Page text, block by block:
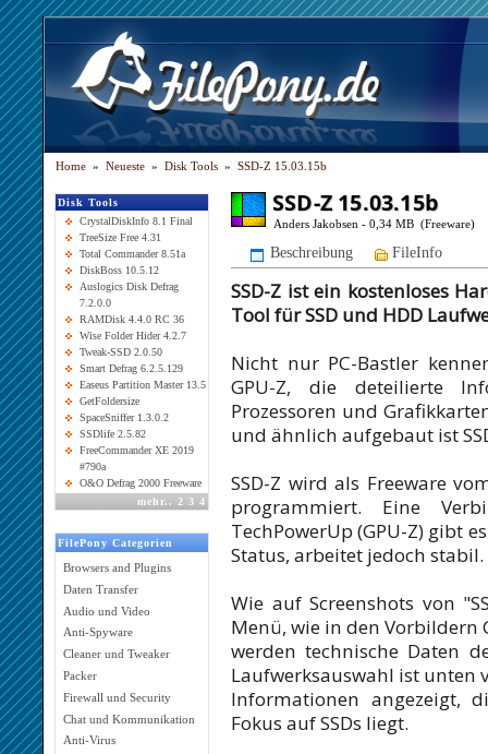
Home » Neueste » Disk Tools » SSD-Z 15.03.15b
Disk Tools
CrystalDiskInfo 8.1 Final
TreeSize Free 4.31
Total Commander 8.51a
DiskBoss 10.5.12
Auslogics Disk Defrag
7.2.0.0
RAMDisk 4.4.0 RC 36
Wise Folder Hider 4.2.7
Tweak-SSD 2.0.50
Smart Defrag 6.2.5.129
Easeus Partition Master 13.5
GetFoldersize
SpaceSniffer 1.3.0.2
SSDlife 2.5.82
FreeCommander XE 2019
#790a
O&O Defrag 2000 Freeware
mehr.. 2 3 4
FilePony Categorien
Browsers and Plugins
Daten Transfer
Audio und Video
Anti-Spyware
Cleaner und Tweaker
Packer
Firewall und Security
Chat und Kommunikation
Anti-Virus
SSD-Z 15.03.15b
Anders Jakobsen - 0,34 MB (Freeware)
Beschreibung FileInfo
SSD-Z ist ein kostenloses
Tool für SSD und HDD
Nicht nur PC-Bastler
GPU-Z, die deteilierte
Prozessoren und
und ähnlich aufgebaut ist
SSD-Z wird als Freeware
programmiert. Eine
TechPowerUp (GPU-Z) gibt
Status, arbeitet jedoch stabil.
Wie auf Screenshots von
Menü, wie in den Vorbildern
werden technische Daten
Laufwerksauswahl ist unten
Informationen angezeigt,
Fokus auf SSDs liegt.